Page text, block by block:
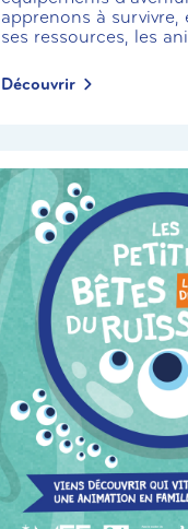
apprenons à survivre,
ses ressources, les
Découvrir